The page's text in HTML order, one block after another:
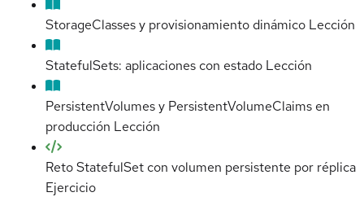
StorageClasses y provisionamiento dinámico Lección
StatefulSets: aplicaciones con estado Lección
PersistentVolumes y PersistentVolumeClaims en
producción Lección
Reto StatefulSet con volumen persistente por réplica
Ejercicio